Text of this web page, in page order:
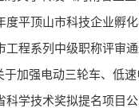
工程系列中级职称评审
科学技术奖拟提名项目